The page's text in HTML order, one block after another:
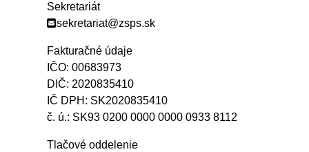
Sekretariát
sekretariat@zsps.sk
Fakturačné údaje
IČO: 00683973
DIČ: 2020835410
IČ DPH: SK2020835410
č. ú.: SK93 0200 0000 0000 0933 8112
Tlačové oddelenie